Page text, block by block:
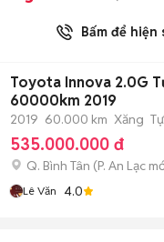
Bấm để hiện
Toyota Innova 2.0G
60000km 2019
2019 60.000 km Xăng
535.000.000 đ
Q. Bình Tân (P. An Lạc
Lê Văn 4.0